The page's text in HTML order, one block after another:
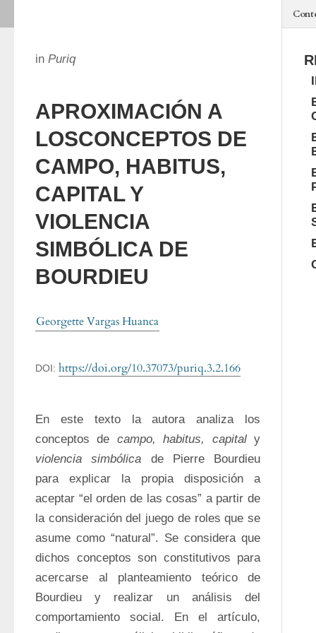
in Puriq
APROXIMACIÓN A
LOSCONCEPTOS DE
CAMPO, HABITUS,
CAPITAL Y
VIOLENCIA
SIMBÓLICA DE
BOURDIEU
Georgette Vargas Huanca
DOI: https://doi.org/10.37073/puriq.3.2.166
En este texto la autora analiza los
conceptos de campo, habitus, capital
violencia simbólica de Pierre Bourdieu
para explicar la propia disposición a
aceptar “el orden de las cosas” a partir de
la consideración del juego de roles que se
asume como “natural”. Se considera que
dichos conceptos son constitutivos para
acercarse al planteamiento teórico de
Bourdieu y realizar un análisis del
comportamiento social. En el artículo,